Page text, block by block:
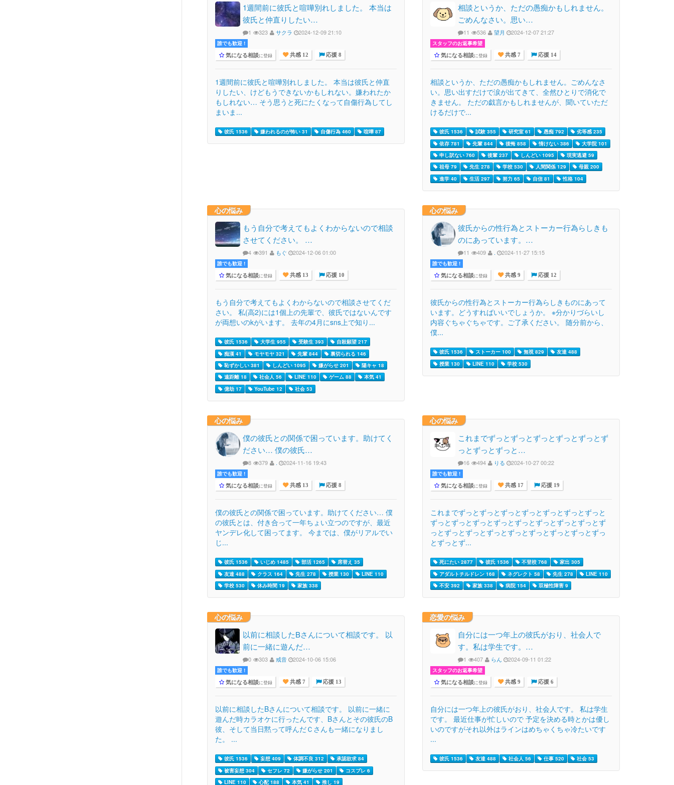
1週間前に彼氏と喧嘩別れしました。 本当は
彼氏と仲直りしたい…
1 323 サクラ 2024-12-09 21:10
誰でも歓迎 !
気になる相談に登録 共感 12 応援 8
1週間前に彼氏と喧嘩別れしました。 本当は彼氏と仲直
りしたい、けどもうできないかもしれない。嫌われたか
もしれない… そう思うと死にたくなって自傷行為してし
まいま...
彼氏 1536 嫌われるのが怖い 31 自傷行為 460 喧嘩 87
相談というか、ただの愚痴かもしれません。
ごめんなさい。思い…
11 536 望月 2024-12-07 21:27
スタッフのお返事希望
気になる相談に登録 共感 7 応援 14
相談というか、ただの愚痴かもしれません。ごめんなさ
い。思い出すだけで涙が出てきて、全然ひとりで消化で
きません。 ただの戯言かもしれませんが、聞いていただ
けるだけで...
彼氏 1536 試験 355 研究室 61 愚痴 792
劣等感 235
依存 781
先輩 844 後悔 858 情けない 386
大学院 101
申し訳ない 760
後輩 237 しんどい 1095
現実逃避 59
祖母 79
先生 278 学校 530 人間関係 129
母親 200
進学 40
生活 297 努力 65 自信 81 性格 104
心の悩み
もう自分で考えてもよくわからないので相談
させてください。 …
4 391 もぐ 2024-12-06 01:00
誰でも歓迎 !
気になる相談に登録 共感 13 応援 10
もう自分で考えてもよくわからないので相談させてくだ
さい。 私(高2)には1個上の先輩で、彼氏ではないんです
が両想いのkがいます。 去年の4月にsns上で知り...
彼氏 1536 大学生 955 受験生 393
自殺願望 217
痴漢 41
モヤモヤ 321 先輩 844
裏切られる 146
恥ずかしい 381
しんどい 1095 嫌がらせ 201
陽キャ 18
遠距離 18
社会人 56 LINE 110 ゲーム 88
本気 41
億劫 17
YouTube 12 社会 53
心の悩み
彼氏からの性行為とストーカー行為らしきも
のにあっています。…
11 409 . 2024-11-27 15:15
誰でも歓迎 !
気になる相談に登録 共感 9 応援 12
彼氏からの性行為とストーカー行為らしきものにあって
います。どうすればいいでしょうか。 ※分かりづらいし
内容ぐちゃぐちゃです。ご了承ください。 随分前から、
僕...
彼氏 1536 ストーカー 100 無視 829
友達 488
授業 130
LINE 110 学校 530
心の悩み
僕の彼氏との関係で困っています。助けてく
ださい… 僕の彼氏…
8 379 . 2024-11-16 19:43
誰でも歓迎 !
気になる相談に登録 共感 13 応援 8
僕の彼氏との関係で困っています。助けてください… 僕
の彼氏とは、付き合って一年ちょい立つのですが、最近
ヤンデレ化して困ってます。 今までは、僕がリアルでい
じ...
彼氏 1536 いじめ 1485 部活 1265
席替え 35
友達 488
クラス 164 先生 278 授業 130
LINE 110
学校 530
休み時間 19 家族 338
心の悩み
これまでずっとずっとずっとずっとずっとず
っとずっとずっと…
16 494 りる 2024-10-27 00:22
誰でも歓迎 !
気になる相談に登録 共感 17 応援 19
これまでずっとずっとずっとずっとずっとずっとずっと
ずっとずっとずっとずっとずっとずっとずっとずっとず
っとずっとずっとずっとずっとずっとずっとずっとずっ
とずっとず...
死にたい 2877 彼氏 1536 不登校 768
家出 305
アダルトチルドレン 168
ネグレクト 58 先生 278
LINE 110
不安 392
家族 338 病院 154 双極性障害 9
心の悩み
以前に相談したBさんについて相談です。 以
前に一緒に遊んだ…
0 303 戒音 2024-10-06 15:06
誰でも歓迎 !
気になる相談に登録 共感 7 応援 13
以前に相談したBさんについて相談です。 以前に一緒に
遊んだ時カラオケに行ったんです、Bさんとその彼氏のB
彼、そして当日黙って呼んだＣさんも一緒になりまし
た。 ...
彼氏 1536 妄想 409 体調不良 312
承認欲求 84
被害妄想 304
セフレ 72 嫌がらせ 201
コスプレ 6
LINE 110
心配 188 本気 41 推し 19
恋愛の悩み
自分には一つ年上の彼氏がおり、社会人で
す。私は学生です。…
1 407 らん 2024-09-11 01:22
スタッフのお返事希望
気になる相談に登録 共感 9 応援 6
自分には一つ年上の彼氏がおり、社会人です。 私は学生
です。 最近仕事が忙しいので 予定を決める時とかは優し
いのですがそれ以外はラインはめちゃくちゃ冷たいです
...
彼氏 1536 友達 488 社会人 56 仕事 520 社会 53